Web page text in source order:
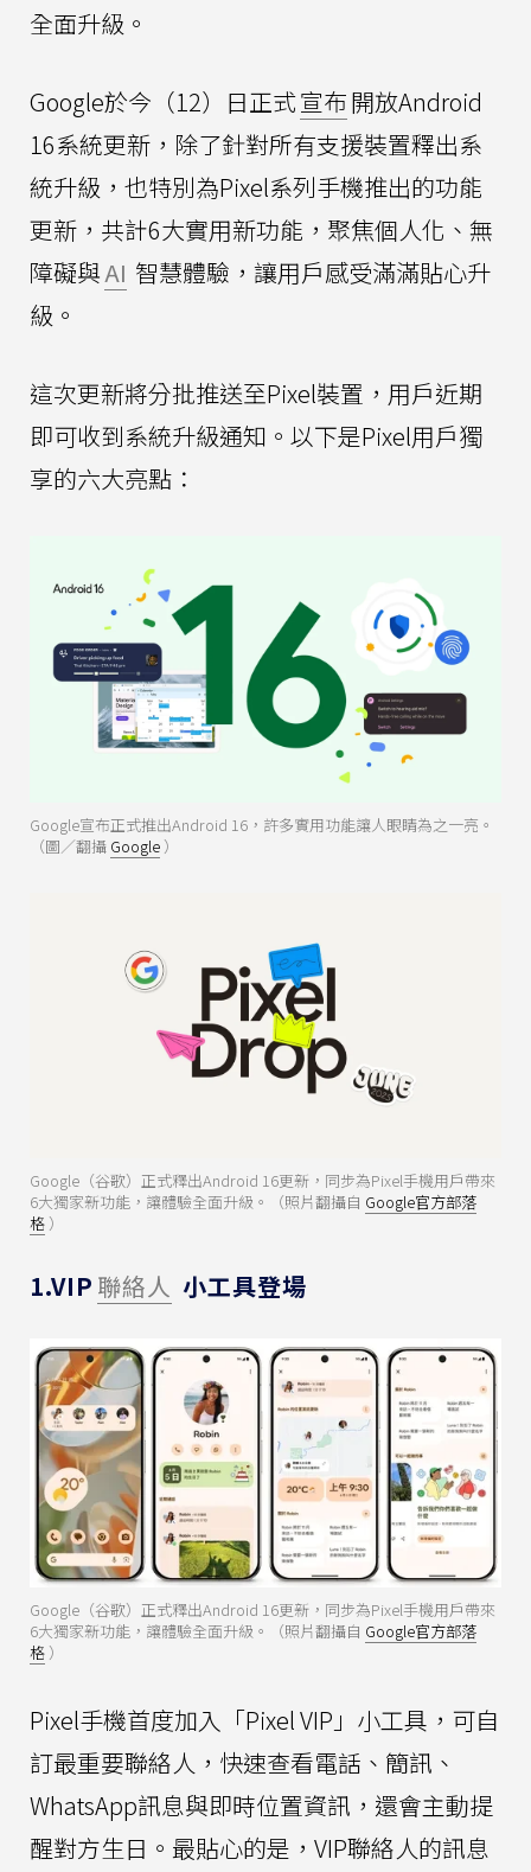
全面升級。
Google於今（12）日正式宣布開放Android
16系統更新，除了針對所有支援裝置釋出系
統升級，也特別為Pixel系列手機推出的功能
更新，共計6大實用新功能，聚焦個人化、無
障礙與AI 智慧體驗，讓用戶感受滿滿貼心升
級。
這次更新將分批推送至Pixel裝置，用戶近期
即可收到系統升級通知。以下是Pixel用戶獨
享的六大亮點：
Google宣布正式推出Android 16，許多實用功能讓人眼睛為之一亮。
（圖／翻攝 Google ）
Google（谷歌）正式釋出Android 16更新，同步為Pixel手機用戶帶來
6大獨家新功能，讓體驗全面升級。（照片翻攝自 Google官方部落
格 ）
1.VIP 聯絡人 小工具登場
Google（谷歌）正式釋出Android 16更新，同步為Pixel手機用戶帶來
6大獨家新功能，讓體驗全面升級。（照片翻攝自 Google官方部落
格 ）
Pixel手機首度加入「Pixel VIP」小工具，可自
訂最重要聯絡人，快速查看電話、簡訊、
WhatsApp訊息與即時位置資訊，還會主動提
醒對方生日。最貼心的是，VIP聯絡人的訊息